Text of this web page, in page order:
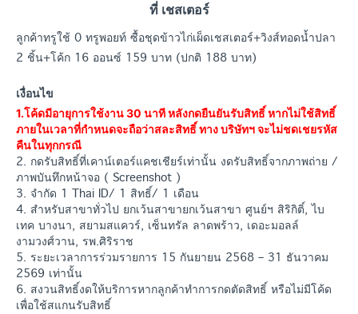
ที่ เชสเตอร์
ลูกค้าทรูใช้ 0 ทรูพอยท์ ซื้อชุดข้าวไก่เผ็ดเชสเตอร์+วิงส์ทอดน้ำปลา
2 ชิ้น+โค้ก 16 ออนซ์ 159 บาท (ปกติ 188 บาท)
เงื่อนไข
1.โค้ดมีอายุการใช้งาน 30 นาที หลังกดยืนยันรับสิทธิ์ หากไม่ใช้สิทธิ์
ภายในเวลาที่กำหนดจะถือว่าสละสิทธิ์ ทาง บริษัทฯ จะไม่ชดเชยรหัส
คืนในทุกกรณี
2. กดรับสิทธิ์ที่เคาน์เตอร์แคชเชียร์เท่านั้น งดรับสิทธิ์จากภาพถ่าย /
ภาพบันทึกหน้าจอ ( Screenshot )
3. จำกัด 1 Thai ID/ 1 สิทธิ์/ 1 เดือน
4. สำหรับสาขาทั่วไป ยกเว้นสาขายกเว้นสาขา ศูนย์ฯ สิริกิติ์, ไบ
เทค บางนา, สยามสแควร์, เซ็นทรัล ลาดพร้าว, เดอะมอลล์
งามวงศ์วาน, รพ.ศิริราช
5. ระยะเวลาการร่วมรายการ 15 กันยายน 2568 – 31 ธันวาคม
2569 เท่านั้น
6. สงวนสิทธิ์งดให้บริการหากลูกค้าทำการกดตัดสิทธิ์ หรือไม่มีโค้ด
เพื่อใช้สแกนรับสิทธิ์